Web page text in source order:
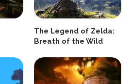
The Legend of Zelda:
Breath of the Wild